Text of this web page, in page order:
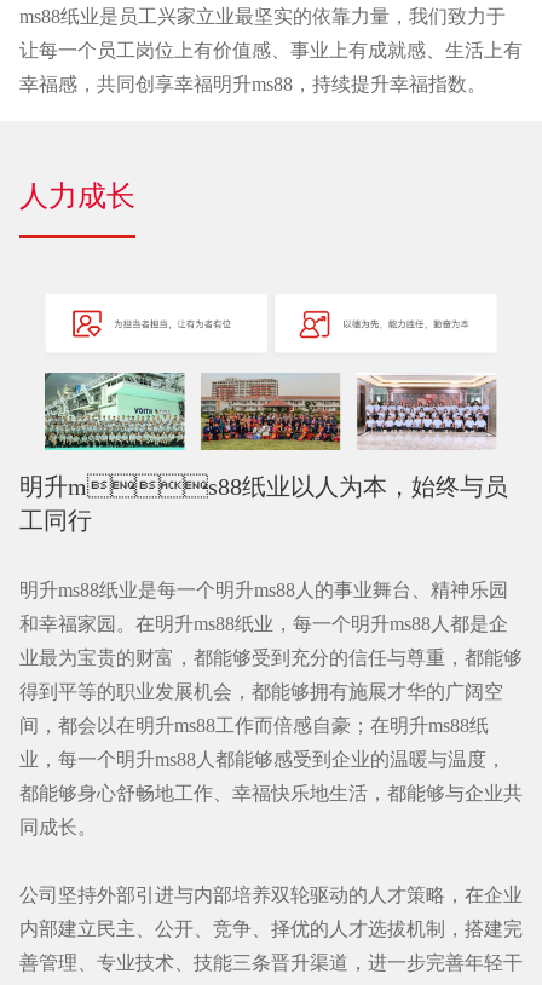
ms88纸业是员工兴家立业最坚实的依靠力量，我们致力于
让每一个员工岗位上有价值感、事业上有成就感、生活上有
幸福感，共同创享幸福明升ms88，持续提升幸福指数。
人力成长
明升ms88纸业以人为本，始终与员
工同行
明升ms88纸业是每一个明升ms88人的事业舞台、精神乐园
和幸福家园。在明升ms88纸业，每一个明升ms88人都是企
业最为宝贵的财富，都能够受到充分的信任与尊重，都能够
得到平等的职业发展机会，都能够拥有施展才华的广阔空
间，都会以在明升ms88工作而倍感自豪；在明升ms88纸
业，每一个明升ms88人都能够感受到企业的温暖与温度，
都能够身心舒畅地工作、幸福快乐地生活，都能够与企业共
同成长。
公司坚持外部引进与内部培养双轮驱动的人才策略，在企业
内部建立民主、公开、竞争、择优的人才选拔机制，搭建完
善管理、专业技术、技能三条晋升渠道，进一步完善年轻干